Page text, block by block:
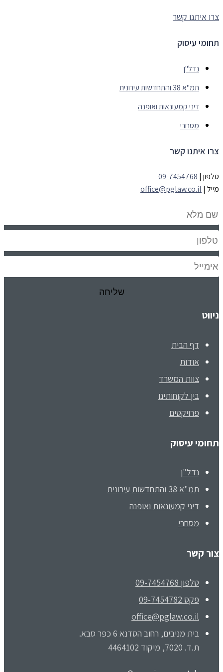
צרו איתנו קשר
תחומי עיסוק
נדל"ן
תמ"א 38 והתחדשות עירונית
דיני קמעונאות ואופנה
מסחרי
צרו איתנו קשר
טלפון | 09-7454768
מייל | office@pglaw.co.il
ניווט
דף הבית
אודות
צוות המשרד
בין לקוחותינו
פרויקטים
תחומי עיסוק
נדל"ן
תמ"א 38 והתחדשות עירונית
דיני קמעונאות ואופנה
מסחרי
צור קשר
טלפון 09-7454768
פקס 09-7454782
office@pglaw.co.il
בית מניבים, רחוב הסדנא 6 כפר סבא.
ת.ד. 7020, מיקוד 4464102